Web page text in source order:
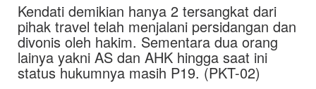
Kendati demikian hanya 2 tersangkat dari
pihak travel telah menjalani persidangan dan
divonis oleh hakim. Sementara dua orang
lainya yakni AS dan AHK hingga saat ini
status hukumnya masih P19. (PKT-02)